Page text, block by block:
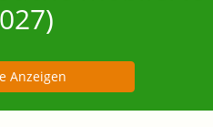
Anzeigen